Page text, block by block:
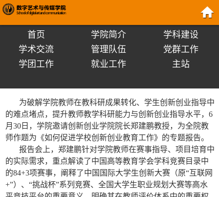
首页 学院简介
学科建设
学术交流
管理队伍
党群工作
学团工作
就业工作 主站
为破解学院教师在教科研成果转化、学生创新创业指导中
的难点堵点，提升教师教学科研能力与创新创业指导水平，6
月30日，学院邀请创新创业学院院长郑建鹏教授，为全院教
师作题为《如何促进学校创新创业教育工作》的专题报告。
报告会上，郑建鹏针对学院教师在赛事指导、项目培育中
的实际需求，重点解读了中国高等教育学会学科竞赛目录中
的84+3项赛事，阐释了中国国际大学生创新大赛（原“互联网
+”）、“挑战杯”系列竞赛、全国大学生职业规划大赛等高水